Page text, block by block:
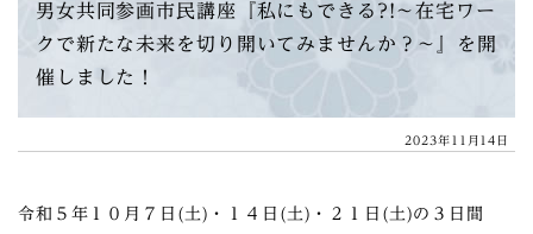
男女共同参画市民講座『私にもできる?!〜在宅ワー
クで新たな未来を切り開いてみませんか？～』を開
催しました！
2023年11月14日
令和５年１０月７日(土)・１４日(土)・２１日(土)の３日間